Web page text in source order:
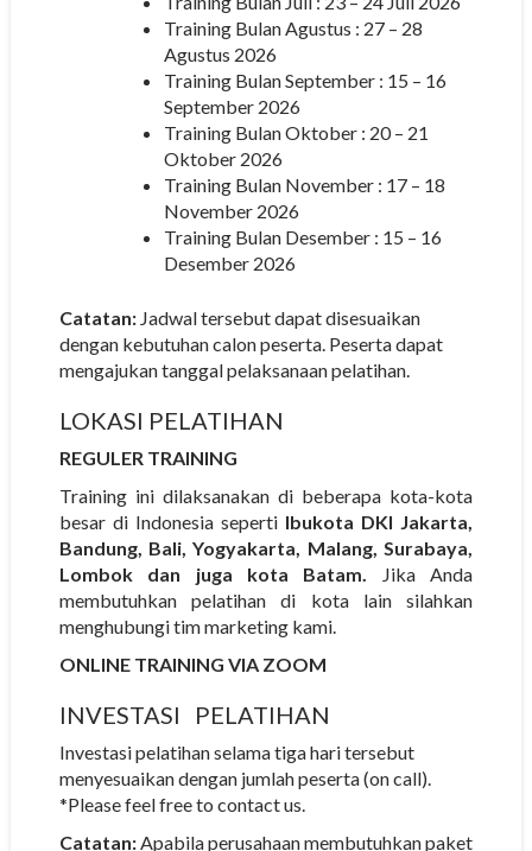
Training Bulan Agustus : 27 – 28
Agustus 2026
Training Bulan September : 15 – 16
September 2026
Training Bulan Oktober : 20 – 21
Oktober 2026
Training Bulan November : 17 – 18
November 2026
Training Bulan Desember : 15 – 16
Desember 2026
Catatan:Jadwal tersebut dapat disesuaikan
dengan kebutuhan calon peserta. Peserta dapat
mengajukan tanggal pelaksanaan pelatihan.
LOKASI PELATIHAN
REGULER TRAINING
Training ini dilaksanakan di beberapa kota-kota
besar di Indonesia seperti Ibukota DKI Jakarta,
Bandung, Bali, Yogyakarta, Malang, Surabaya,
Lombok dan juga kota Batam. Jika Anda
membutuhkan pelatihan di kota lain silahkan
menghubungi tim marketing kami.
ONLINE TRAINING VIA ZOOM
INVESTASI PELATIHAN
Investasi pelatihan selama tiga hari tersebut
menyesuaikan dengan jumlah peserta (on call).
*Please feel free to contact us.
Catatan:Apabila perusahaan membutuhkan paket